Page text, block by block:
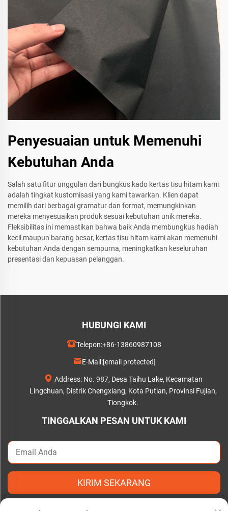
Penyesuaian untuk Memenuhi
Kebutuhan Anda
Salah satu fitur unggulan dari bungkus kado kertas tisu hitam kami
adalah tingkat kustomisasi yang kami tawarkan. Klien dapat
memilih dari berbagai gramatur dan format, memungkinkan
mereka menyesuaikan produk sesuai kebutuhan unik mereka.
Fleksibilitas ini memastikan bahwa baik Anda membungkus hadiah
kecil maupun barang besar, kertas tisu hitam kami akan memenuhi
kebutuhan Anda dengan sempurna, meningkatkan keseluruhan
presentasi dan kepuasan pelanggan.
HUBUNGI KAMI
Telepon:+86-13860987108
E-Mail:[email protected]
Address: No. 987, Desa Taihu Lake, Kecamatan
Lingchuan, Distrik Chengxiang, Kota Putian, Provinsi Fujian,
Tiongkok.
TINGGALKAN PESAN UNTUK KAMI
KIRIM SEKARANG